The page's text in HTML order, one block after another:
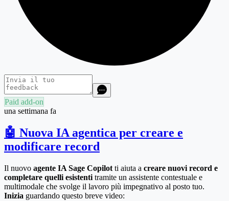
Paid add-on
una settimana fa
🤖 Nuova IA agentica per creare e
modificare record
Il nuovo agente IA Sage Copilot ti aiuta a creare nuovi record e
completare quelli esistenti tramite un assistente contestuale e
multimodale che svolge il lavoro più impegnativo al posto tuo.
Inizia guardando questo breve video: